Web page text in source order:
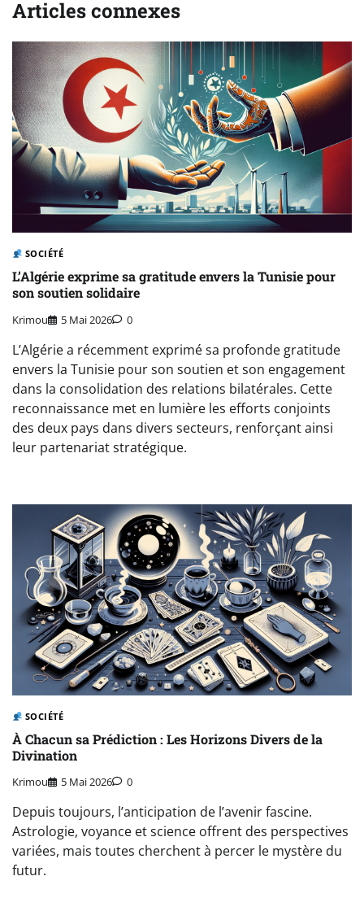
Articles connexes
SOCIÉTÉ
L’Algérie exprime sa gratitude envers la Tunisie pour
son soutien solidaire
Krimou 5 Mai 2026 0
L’Algérie a récemment exprimé sa profonde gratitude
envers la Tunisie pour son soutien et son engagement
dans la consolidation des relations bilatérales. Cette
reconnaissance met en lumière les efforts conjoints
des deux pays dans divers secteurs, renforçant ainsi
leur partenariat stratégique.
SOCIÉTÉ
À Chacun sa Prédiction : Les Horizons Divers de la
Divination
Krimou 5 Mai 2026 0
Depuis toujours, l’anticipation de l’avenir fascine.
Astrologie, voyance et science offrent des perspectives
variées, mais toutes cherchent à percer le mystère du
futur.